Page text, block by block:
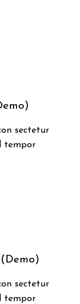
sectetur
tempor
sectetur
tempor